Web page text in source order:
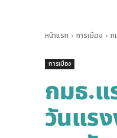
หน้าแรก การเมือง ก
การเมือง
กมธ.แ
วันแร